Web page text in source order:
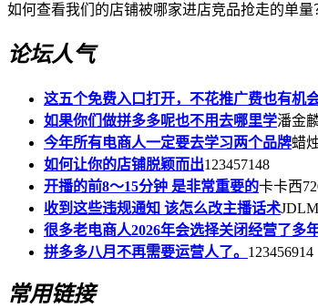
如何查看我们的店铺被哪家进店竞品抢走的单量
论坛人气
这五个免费入口打开，不花推广费也有机
如果你们做拼多多呢也不用去哪里学潘金
今年所有电商人一定要去学习两个品牌蜡
如何让你的店铺脱颖而出123457148
开播的前8～15分钟 是非常重要的卡卡西
收到这些违规通知 该怎么改主播话术
很多老电商人2026年会选择关闭经营了多
拼多多八月不再需要运营人了。 123456914
常用链接